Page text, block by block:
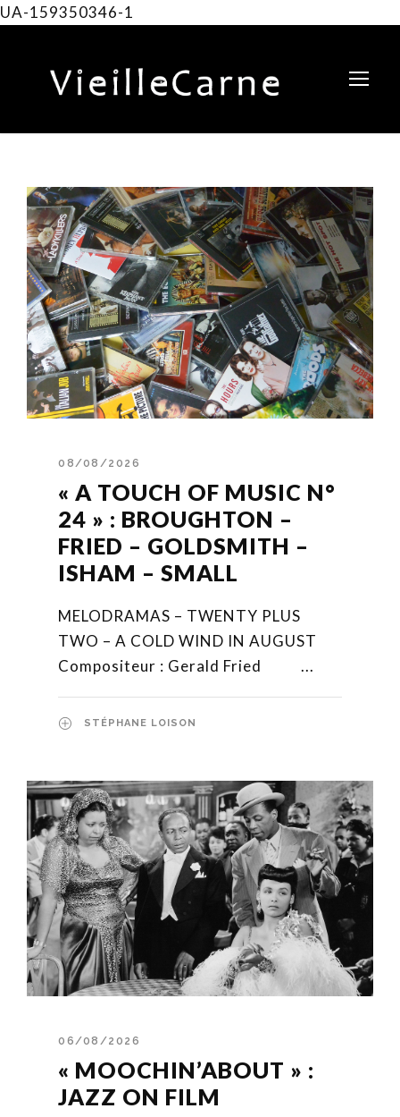
UA-159350346-1
08/08/2026
« A TOUCH OF MUSIC N°
24 » : BROUGHTON –
FRIED – GOLDSMITH –
ISHAM – SMALL
MELODRAMAS – TWENTY PLUS
TWO – A COLD WIND IN AUGUST
Compositeur : Gerald Fried ...
STÉPHANE LOISON
06/08/2026
« MOOCHIN’ABOUT » :
JAZZ ON FILM